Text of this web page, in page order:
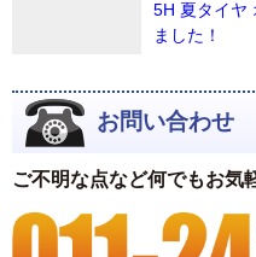
5H 夏タイヤ
ました！
お問い合わせ
ご不明な点など何でもお気